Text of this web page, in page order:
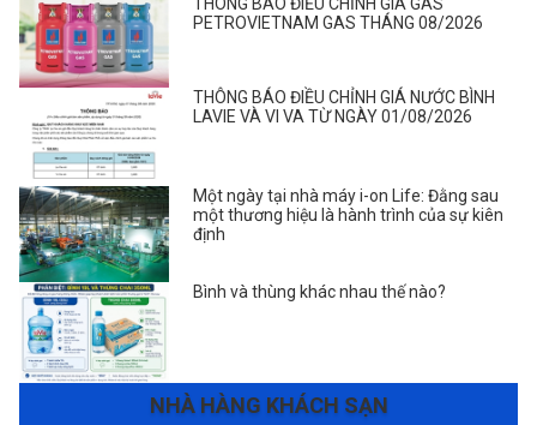
PETROVIETNAM GAS THÁNG 08/2026
THÔNG BÁO ĐIỀU CHỈNH GIÁ NƯỚC BÌNH
LAVIE VÀ VI VA TỪ NGÀY 01/08/2026
Một ngày tại nhà máy i-on Life: Đằng sau
một thương hiệu là hành trình của sự kiên
định
Bình và thùng khác nhau thế nào?
NHÀ HÀNG KHÁCH SẠN